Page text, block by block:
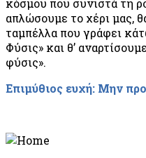
κόσμου που συνιστά τη
απλώσουμε το χέρι μας,
ταμπέλλα που γράφει
Φύσις» και θ’
φύσις».
Επιμύθιος ευχή: Μην